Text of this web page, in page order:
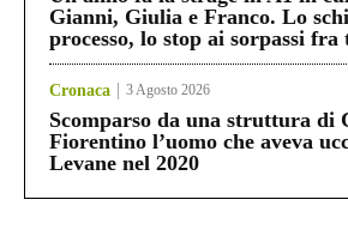
Gianni, Giulia e Franco. Lo
processo, lo stop ai sorpassi fra
Cronaca 3 Agosto 2026
Scomparso da una struttura di
Fiorentino l’uomo che aveva
Levane nel 2020